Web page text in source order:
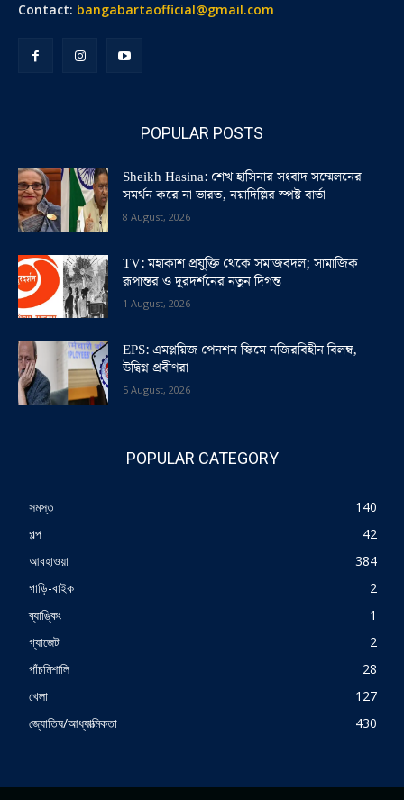
Contact: bangabartaofficial@gmail.com
POPULAR POSTS
Sheikh Hasina: শেখ হাসিনার সংবাদ সম্মেলনের
সমর্থন করে না ভারত, নয়াদিল্লির স্পষ্ট বার্তা
8 August, 2026
TV: মহাকাশ প্রযুক্তি থেকে সমাজবদল; সামাজিক
রূপান্তর ও দূরদর্শনের নতুন দিগন্ত
1 August, 2026
EPS: এমপ্লয়িজ পেনশন স্কিমে নজিরবিহীন বিলম্ব,
উদ্বিগ্ন প্রবীণরা
5 August, 2026
POPULAR CATEGORY
সমস্ত
140
গল্প
42
আবহাওয়া
384
গাড়ি-বাইক
2
ব্যাঙ্কিং
1
গ্যাজেট
2
পাঁচমিশালি
28
খেলা
127
জ্যোতিষ/আধ্যাত্মিকতা
430